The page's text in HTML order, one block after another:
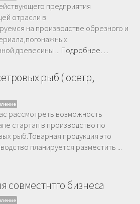
предприятия
отрасли в
на производстве обрезного и
древесины ... Подробнее…
рыб ( осетр,
рассмотреть возможность
стартап в производство по
рыб.Товарная продукция это
планируется разместить ...
совместнтго бизнеса